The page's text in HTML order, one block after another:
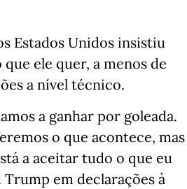
Estados Unidos insistiu
ele quer, a menos de
a nível técnico.
a ganhar por goleada.
o que acontece, mas
a aceitar tudo o que eu
em declarações à